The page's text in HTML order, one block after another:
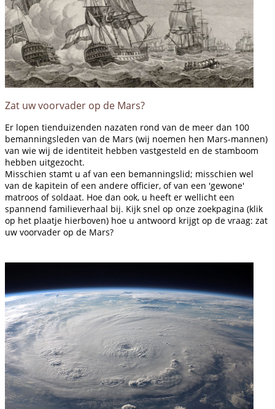
Zat uw voorvader op de Mars?
Er lopen tienduizenden nazaten rond van de meer dan 100
bemanningsleden van de Mars (wij noemen hen Mars-mannen)
van wie wij de identiteit hebben vastgesteld en de stamboom
hebben uitgezocht.
Misschien stamt u af van een bemanningslid; misschien wel
van de kapitein of een andere officier, of van een 'gewone'
matroos of soldaat. Hoe dan ook, u heeft er wellicht een
spannend familieverhaal bij. Kijk snel op onze zoekpagina (klik
op het plaatje hierboven) hoe u antwoord krijgt op de vraag: zat
uw voorvader op de Mars?